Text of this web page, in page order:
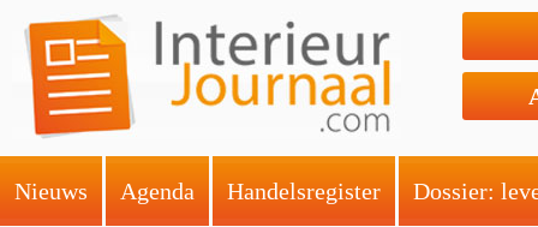
Nieuws Agenda Handelsregister Dossier: